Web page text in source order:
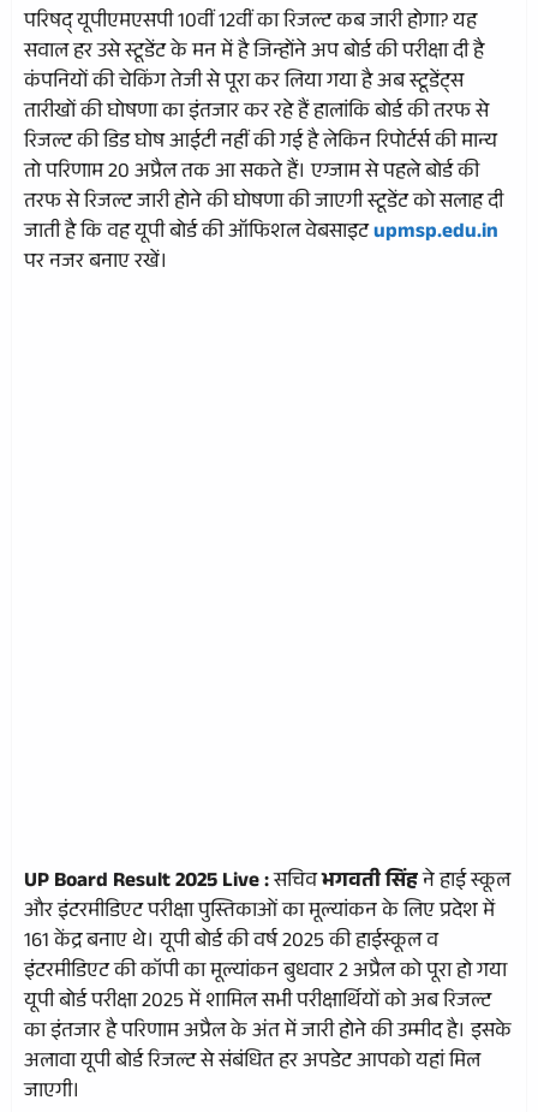
परिषद् यूपीएमएसपी 10वीं 12वीं का रिजल्ट कब जारी होगा? यह
सवाल हर उसे स्टूडेंट के मन में है जिन्होंने अप बोर्ड की परीक्षा दी है
कंपनियों की चेकिंग तेजी से पूरा कर लिया गया है अब स्टूडेंट्स
तारीखों की घोषणा का इंतजार कर रहे हैं हालांकि बोर्ड की तरफ से
रिजल्ट की डिड घोष आईटी नहीं की गई है लेकिन रिपोर्टर्स की मान्य
तो परिणाम 20 अप्रैल तक आ सकते हैं। एग्जाम से पहले बोर्ड की
तरफ से रिजल्ट जारी होने की घोषणा की जाएगी स्टूडेंट को सलाह दी
जाती है कि वह यूपी बोर्ड की ऑफिशल वेबसाइटupmsp.edu.in
पर नजर बनाए रखें।
UP Board Result 2025 Live :सचिवभगवती सिंहने हाई स्कूल
और इंटरमीडिएट परीक्षा पुस्तिकाओं का मूल्यांकन के लिए प्रदेश में
161 केंद्र बनाए थे। यूपी बोर्ड की वर्ष 2025 की हाईस्कूल व
इंटरमीडिएट की कॉपी का मूल्यांकन बुधवार 2 अप्रैल को पूरा हो गया
यूपी बोर्ड परीक्षा 2025 में शामिल सभी परीक्षार्थियों को अब रिजल्ट
का इंतजार है परिणाम अप्रैल के अंत में जारी होने की उम्मीद है। इसके
अलावा यूपी बोर्ड रिजल्ट से संबंधित हर अपडेट आपको यहां मिल
जाएगी।